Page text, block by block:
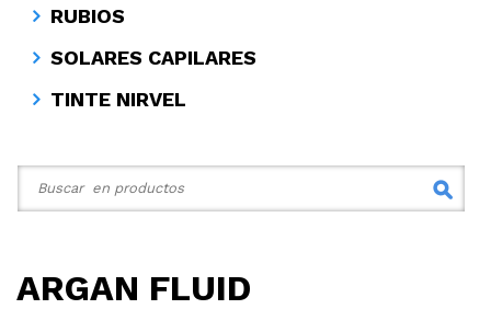
RUBIOS
SOLARES CAPILARES
TINTE NIRVEL
ARGAN FLUID